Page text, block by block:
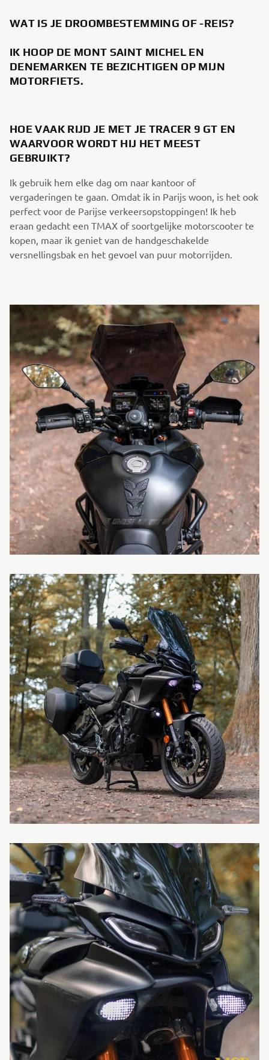
WAT IS JE DROOMBESTEMMING OF -REIS?
IK HOOP DE MONT SAINT MICHEL EN
DENEMARKEN TE BEZICHTIGEN OP MIJN
MOTORFIETS.
HOE VAAK RIJD JE MET JE TRACER 9 GT EN
WAARVOOR WORDT HIJ HET MEEST
GEBRUIKT?
Ik gebruik hem elke dag om naar kantoor of
vergaderingen te gaan. Omdat ik in Parijs woon, is het ook
perfect voor de Parijse verkeersopstoppingen! Ik heb
eraan gedacht een TMAX of soortgelijke motorscooter te
kopen, maar ik geniet van de handgeschakelde
versnellingsbak en het gevoel van puur motorrijden.